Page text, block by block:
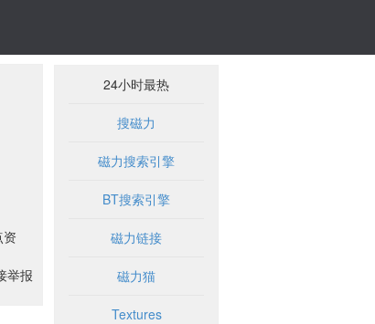
举报
24小时最热
搜磁力
磁力搜索引擎
BT搜索引擎
磁力链接
磁力猫
Textures